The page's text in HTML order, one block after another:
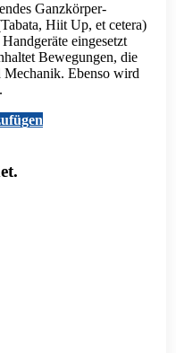
Ganzkörper-
Hiit Up, et cetera)
eingesetzt
Bewegungen, die
Ebenso wird